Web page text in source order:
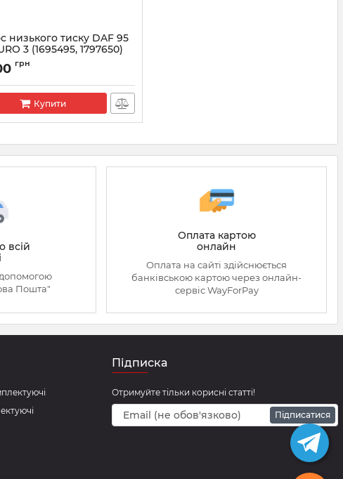
низького тиску DAF 95
3 (1695495, 1797650)
BOSCH
грн
Купити
всій
Пошта"
Оплата картою
онлайн
Оплата на сайті здійснюється
банківською картою через онлайн-
сервіс WayForPay
Підписка
Отримуйте тільки корисні статті!
Підписатися